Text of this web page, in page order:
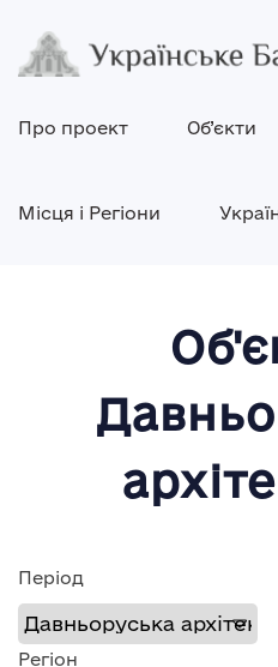
Про проект Об’єкти
Місця і Регіони
Період
Регіон